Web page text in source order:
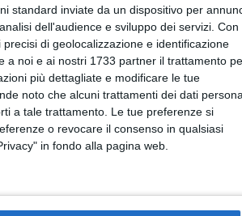
standard inviate da un dispositivo per
dell'audience e sviluppo dei servizi. Con
di geolocalizzazione e identificazione
a noi e ai nostri 1733 partner il trattamento
più dettagliate e modificare le tue
noto che alcuni trattamenti dei dati
a tale trattamento. Le tue preferenze si
o revocare il consenso in qualsiasi
in fondo alla pagina web.